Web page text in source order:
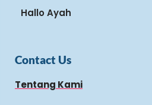
Hallo Ayah
Contact Us
Tentang Kami